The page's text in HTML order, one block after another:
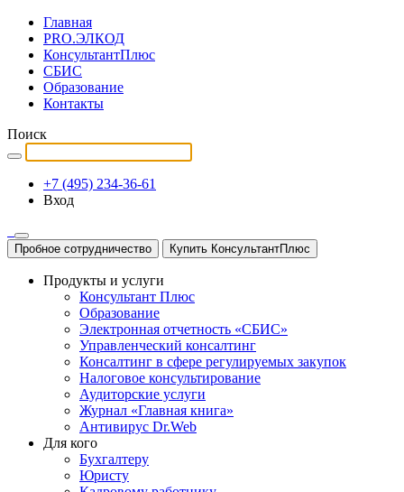
Главная
PRO.ЭЛКОД
КонсультантПлюс
СБИС
Образование
Контакты
Поиск
+7 (495) 234-36-61
Вход
Пробное сотрудничество Купить КонсультантПлюс
Продукты и услуги
Консультант Плюс
Образование
Электронная отчетность «СБИС»
Управленческий консалтинг
Консалтинг в сфере регулируемых закупок
Налоговое консультирование
Аудиторские услуги
Журнал «Главная книга»
Антивирус Dr.Web
Для кого
Бухгалтеру
Юристу